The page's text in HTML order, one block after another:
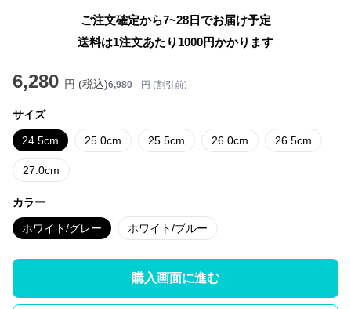
ご注文確定から7~28日でお届け予定
送料は1注文あたり 1000円かかります
6,280 円 (税込)6,980 円 (割引前)
サイズ
24.5cm 25.0cm 25.5cm 26.0cm 26.5cm
27.0cm
カラー
ホワイト/グレー ホワイト/ブルー
購入画面に進む